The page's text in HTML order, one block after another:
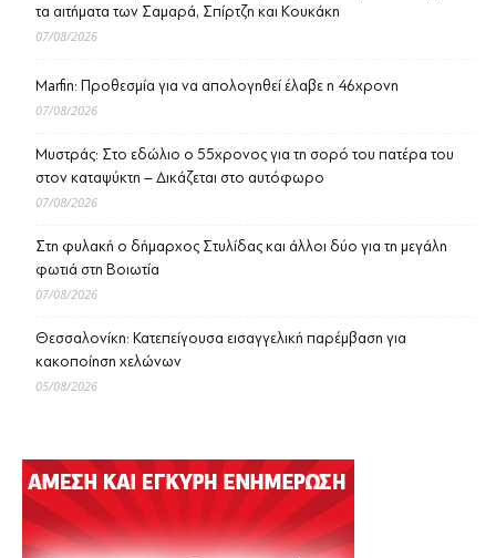
τα αιτήματα των Σαμαρά, Σπίρτζη και Κουκάκη
07/08/2026
Marfin: Προθεσμία για να απολογηθεί έλαβε η 46χρονη
07/08/2026
Μυστράς: Στο εδώλιο ο 55χρονος για τη σορό του πατέρα του
στον καταψύκτη – Δικάζεται στο αυτόφωρο
07/08/2026
Στη φυλακή ο δήμαρχος Στυλίδας και άλλοι δύο για τη μεγάλη
φωτιά στη Βοιωτία
07/08/2026
Θεσσαλονίκη: Κατεπείγουσα εισαγγελική παρέμβαση για
κακοποίηση χελώνων
05/08/2026